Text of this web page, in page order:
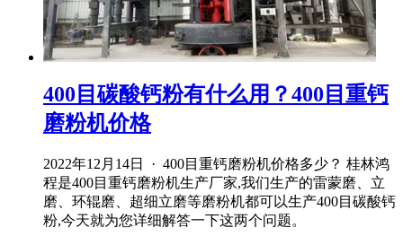
400目碳酸钙粉有什么用？400目重钙
磨粉机价格
2022年12月14日 · 400目重钙磨粉机价格多少？ 桂林鸿
程是400目重钙磨粉机生产厂家,我们生产的雷蒙磨、立
磨、环辊磨、超细立磨等磨粉机都可以生产400目碳酸钙
粉,今天就为您详细解答一下这两个问题。